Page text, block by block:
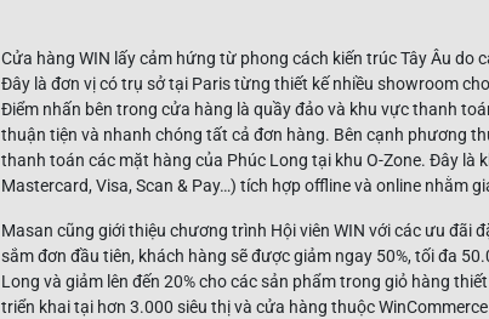
Cửa hàng WIN lấy cảm hứng từ phong cách kiến trúc Tây Âu
Đây là đơn vị có trụ sở tại Paris từng thiết kế nhiều showroom
Điểm nhấn bên trong cửa hàng là quầy đảo và khu vực thanh
thuận tiện và nhanh chóng tất cả đơn hàng. Bên cạnh phương
thanh toán các mặt hàng của Phúc Long tại khu O-Zone. Đây là
Mastercard, Visa, Scan & Pay…) tích hợp offline và online nhằm
Masan cũng giới thiệu chương trình Hội viên WIN với các ưu đãi
sắm đơn đầu tiên, khách hàng sẽ được giảm ngay 50%, tối đa
Long và giảm lên đến 20% cho các sản phẩm trong giỏ hàng
triển khai tại hơn 3.000 siêu thị và cửa hàng thuộc